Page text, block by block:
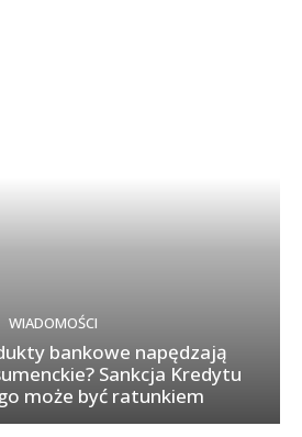
WIADOMOŚCI
bankowe napędzają
Sankcja Kredytu
może być ratunkiem